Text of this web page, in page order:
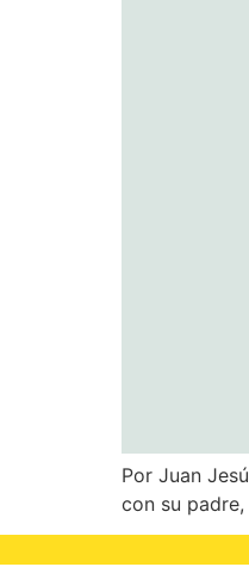
Por Juan
con su padre,